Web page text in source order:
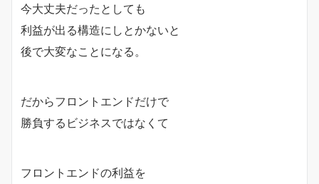
今大丈夫だったとしても
利益が出る構造にしとかないと
後で大変なことになる。
だからフロントエンドだけで
勝負するビジネスではなくて
フロントエンドの利益を